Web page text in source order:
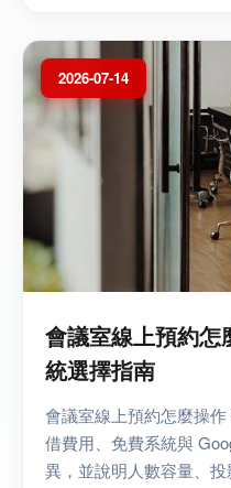
2026-07-14
會議室線上預約怎
統選擇指南
會議室線上預約怎麼操
借費用、免費系統與
異，並說明人數容量、